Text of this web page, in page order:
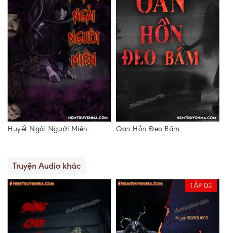
Oan Hồn Đeo Bám Xe Đò Khách Chở Ma
Truyện Audio khác